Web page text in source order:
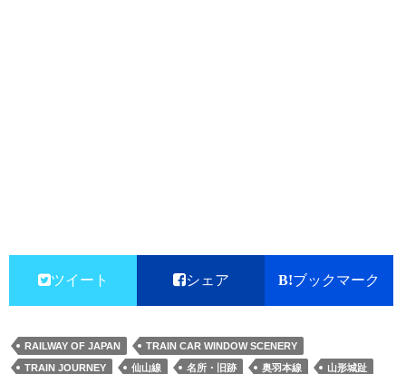
ツイート シェア ブックマーク
RAILWAY OF JAPAN
TRAIN CAR WINDOW SCENERY
TRAIN JOURNEY
仙山線 名所・旧跡 奥羽本線
山形城趾